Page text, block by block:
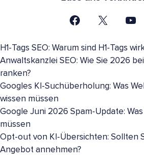
H1-Tags SEO: Warum sind H1-Tags
Anwaltskanzlei SEO: Wie Sie 2026
ranken?
Googles KI-Suchüberholung: Was
wissen müssen
Google Juni 2026 Spam-Update: Was
müssen
Opt-out von KI-Übersichten: Sollten
Angebot annehmen?